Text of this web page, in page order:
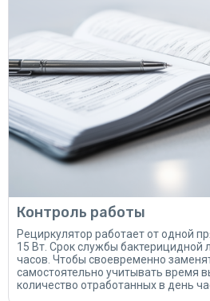
Контроль работы
Рециркулятор работает от одной
15 Вт. Срок службы бактерицидной
часов. Чтобы своевременно
самостоятельно учитывать время
количество отработанных в день